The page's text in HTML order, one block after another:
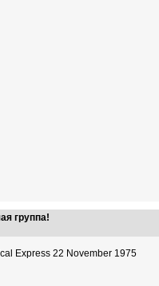
группа!
Express 22 November 1975